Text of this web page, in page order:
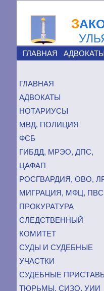
З
ГЛАВНАЯ АДВОКАТЫ
ГЛАВНАЯ
АДВОКАТЫ
НОТАРИУСЫ
МВД, ПОЛИЦИЯ
ФСБ
ГИБДД, МРЭО, ДПС,
ЦАФАП
РОСГВАРДИЯ, ОВО,
МИГРАЦИЯ, МФЦ, ПВС
ПРОКУРАТУРА
СЛЕДСТВЕННЫЙ
КОМИТЕТ
СУДЫ И СУДЕБНЫЕ
УЧАСТКИ
СУДЕБНЫЕ
ТЮРЬМЫ, СИЗО, УИИ